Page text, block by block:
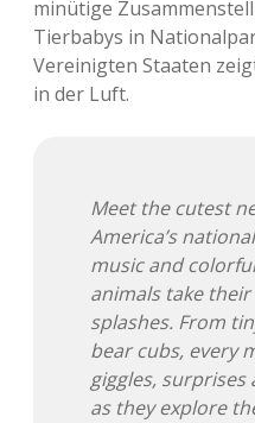
Nur
minütige
Tierbabys in
Vereinigten Staaten
in der Luft.
Meet the cutest
America’s
music and
animals take
splashes. From
bear cubs, every
giggles,
as they explore